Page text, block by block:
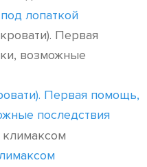
лопаткой
Первая помощь,
последствия